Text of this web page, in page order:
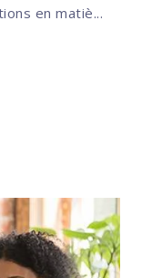
en matiè...